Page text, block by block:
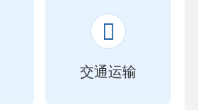

交通运输